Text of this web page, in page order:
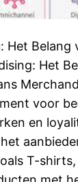
Het Belang
Het
voor
en
T-